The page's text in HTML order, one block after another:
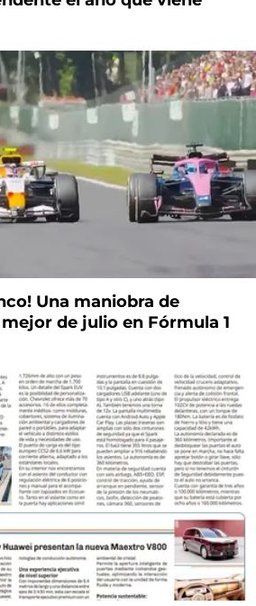
Una maniobra de
de julio en Fórmula 1